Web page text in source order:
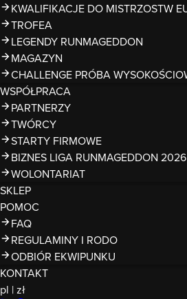
KWALIFIKACJE DO MISTRZOSTW
TROFEA
LEGENDY RUNMAGEDDON
MAGAZYN
CHALLENGE PRÓBA
WSPÓŁPRACA
PARTNERZY
TWÓRCY
STARTY FIRMOWE
BIZNES LIGA RUNMAGEDDON 2026
WOLONTARIAT
SKLEP
POMOC
FAQ
REGULAMINY I RODO
ODBIÓR EKWIPUNKU
KONTAKT
pl |zł